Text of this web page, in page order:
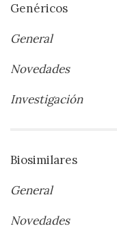
Genéricos
General
Novedades
Investigación
Biosimilares
General
Novedades